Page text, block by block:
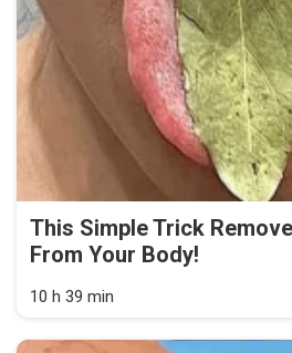
This Simple Trick
From Your Body!
10 h 39 min